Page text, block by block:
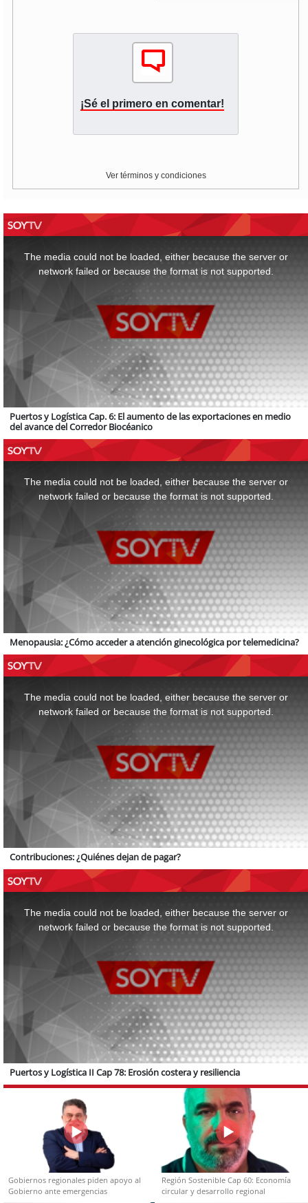
¡Sé el primero en comentar!
Ver términos y condiciones
The media could not be loaded, either because the server or
network failed or because the format is not supported.
Puertos y Logística Cap. 6: El aumento de las exportaciones en medio
del avance del Corredor Biocéanico
The media could not be loaded, either because the server or
network failed or because the format is not supported.
Menopausia: ¿Cómo acceder a atención ginecológica por telemedicina?
The media could not be loaded, either because the server or
network failed or because the format is not supported.
Contribuciones: ¿Quiénes dejan de pagar?
The media could not be loaded, either because the server or
network failed or because the format is not supported.
Puertos y Logística II Cap 78: Erosión costera y resiliencia
Gobiernos regionales piden apoyo al
Gobierno ante emergencias
Región Sostenible Cap 60: Economía
circular y desarrollo regional